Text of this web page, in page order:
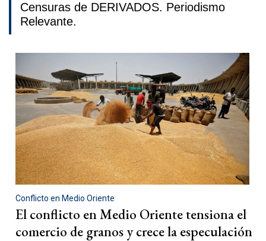
Censuras de DERIVADOS. Periodismo
Relevante.
Conflicto en Medio Oriente
El conflicto en Medio Oriente tensiona el
comercio de granos y crece la especulación